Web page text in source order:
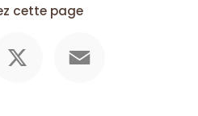
cette page